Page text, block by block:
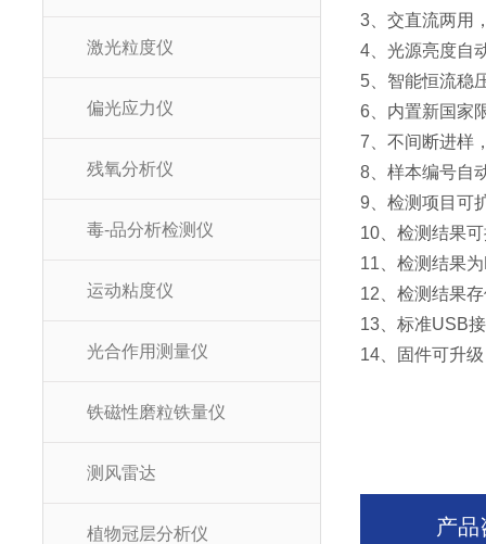
激光粒度仪
偏光应力仪
残氧分析仪
毒-品分析检测仪
运动粘度仪
光合作用测量仪
铁磁性磨粒铁量仪
测风雷达
植物冠层分析仪
3、交直流两用
4、光源亮度自
5、智能恒流稳
6、内置新国家
7、不间断进样
8、样本编号自
9、检测项目可
10、检测结果
11、检测结果
12、检测结果
13、标准USB
14、固件可升级
产品